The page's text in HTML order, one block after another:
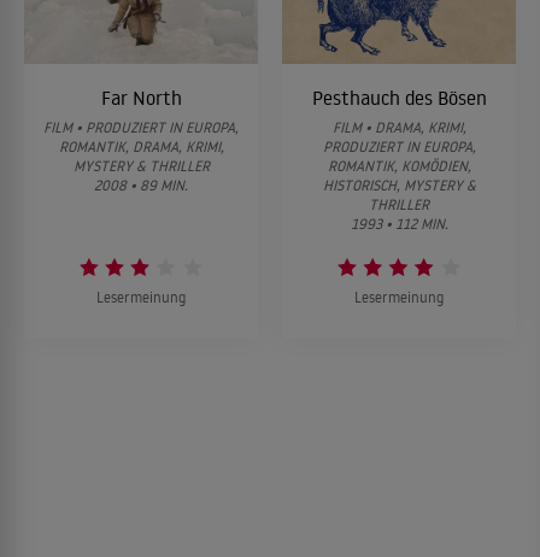
Far North
FILM • PRODUZIERT IN EUROPA,
ROMANTIK, DRAMA, KRIMI,
MYSTERY & THRILLER
2008 • 89 MIN.
Lesermeinung
Pesthauch des Bösen
FILM • DRAMA, KRIMI,
PRODUZIERT IN EUROPA,
ROMANTIK, KOMÖDIEN,
HISTORISCH, MYSTERY &
THRILLER
1993 • 112 MIN.
Lesermeinung